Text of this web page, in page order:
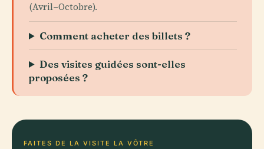
(Avril–Octobre).
Comment acheter des billets ?
Des visites guidées sont-elles
proposées ?
FAITES DE LA VISITE LA VÔTRE